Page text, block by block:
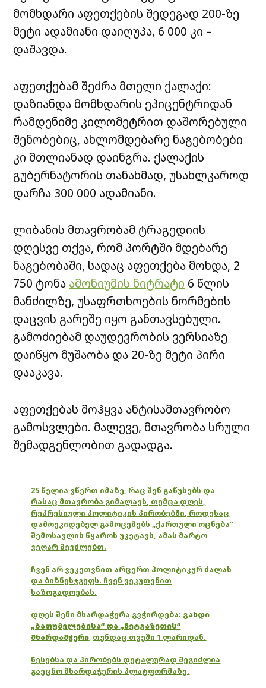
მომხდარი აფეთქების შედეგად 200-ზე
მეტი ადამიანი დაიღუპა, 6 000 კი –
დაშავდა.
აფეთქებამ შეძრა მთელი ქალაქი:
დაზიანდა მომხდარის ეპიცენტრიდან
რამდენიმე კილომეტრით დაშორებული
შენობებიც, ახლომდებარე ნაგებობები
კი მთლიანად დაინგრა. ქალაქის
გუბერნატორის თანახმად, უსახლკაროდ
დარჩა 300 000 ადამიანი.
ლიბანის მთავრობამ ტრაგედიის
დღესვე თქვა, რომ პორტში მდებარე
ნაგებობაში, სადაც აფეთქება მოხდა, 2
750 ტონა ამონიუმის ნიტრატი 6 წლის
მანძილზე, უსაფრთხოების ნორმების
დაცვის გარეშე იყო განთავსებული.
გამოძიებამ დაუდევრობის ვერსიაზე
დაიწყო მუშაობა და 20-ზე მეტი პირი
დააკავა.
აფეთქებას მოჰყვა ანტისამთავრობო
გამოსვლები. მალევე, მთავრობა სრული
შემადგენლობით გადადგა.
25 წელია ვწერთ იმაზე, რაც შენ გაწუხებს და
რასაც მთავრობა გიმალავს, თუმცა დღეს,
რეპრესიული პოლიტიკის პირობებში, როდესაც
დამოუკიდებელ გამოცემებს „ქართული ოცნება“
შემოსავლის წყაროს უკეტავს, ამას მარტო
ვეღარ შევძლებთ.
ჩვენ არ ვეკუთვნით არცერთ პოლიტიკურ ძალას
და ბიზნესჯგუფს. ჩვენ ვეკუთვნით
საზოგადოებას.
დღეს შენი მხარდაჭერა გვჭირდება: გახდი
„ბათუმელებისა“ და „ნეტგაზეთის“
მხარდამჭერი, თუნდაც თვეში 1 ლარიდან.
წესებსა და პირობებს დეტალურად შეგიძლია
გაეცნო მხარდაჭერის პლატფორმაზე.